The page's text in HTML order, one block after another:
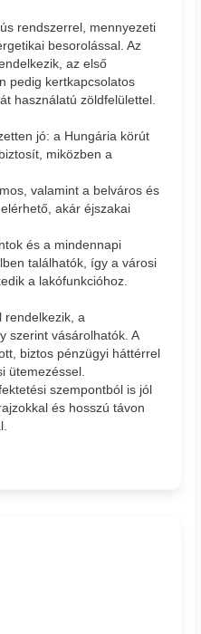
rendszerrel, mennyezeti
besorolással. Az
az első
pedig kertkapcsolatos
használatú zöldfelülettel.
jó: a Hungária körút
miközben a
valamint a belváros és
akár éjszakai
és a mindennapi
találhatók, így a városi
a lakófunkcióhoz.
rendelkezik, a
szerint vásárolhatók. A
biztos pénzügyi háttérrel
ütemezéssel.
szempontból is jól
és hosszú távon